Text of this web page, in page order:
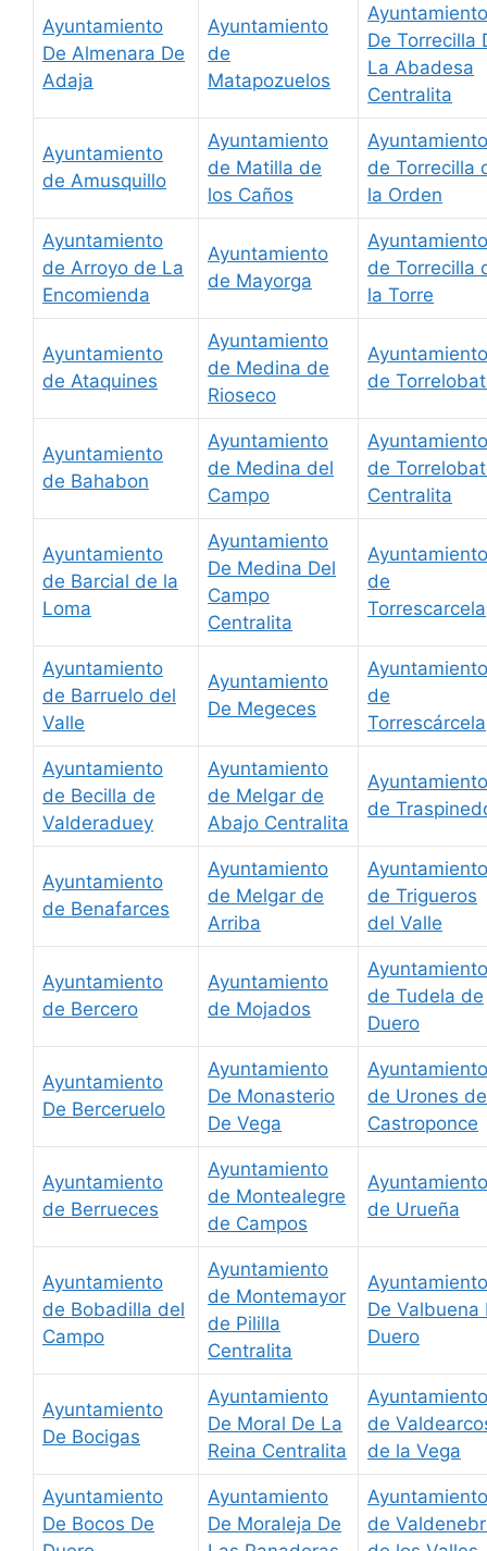
Ayuntamiento
De Almenara De
Adaja
Ayuntamiento
de
Matapozuelos
Ayuntamiento
De Torrecilla
La Abadesa
Centralita
Ayuntamiento
de Amusquillo
Ayuntamiento
de Matilla de
los Caños
Ayuntamiento
de Torrecilla
la Orden
Ayuntamiento
de Arroyo de La
Encomienda
Ayuntamiento
de Mayorga
Ayuntamiento
de Torrecilla
la Torre
Ayuntamiento
de Ataquines
Ayuntamiento
de Medina de
Rioseco
Ayuntamiento
de
Ayuntamiento
de Bahabon
Ayuntamiento
de Medina del
Campo
Ayuntamiento
de
Centralita
Ayuntamiento
de Barcial de la
Loma
Ayuntamiento
De Medina Del
Campo
Centralita
Ayuntamiento
de
Torrescarcela
Ayuntamiento
de Barruelo del
Valle
Ayuntamiento
De Megeces
Ayuntamiento
de
Torrescárcela
Ayuntamiento
de Becilla de
Valderaduey
Ayuntamiento
de Melgar de
Abajo Centralita
Ayuntamiento
de
Ayuntamiento
de Benafarces
Ayuntamiento
de Melgar de
Arriba
Ayuntamiento
de Trigueros
del Valle
Ayuntamiento
de Bercero
Ayuntamiento
de Mojados
Ayuntamiento
de Tudela de
Duero
Ayuntamiento
De Berceruelo
Ayuntamiento
De Monasterio
De Vega
Ayuntamiento
de Urones de
Castroponce
Ayuntamiento
de Berrueces
Ayuntamiento
de Montealegre
de Campos
Ayuntamiento
de Urueña
Ayuntamiento
de Bobadilla del
Campo
Ayuntamiento
de Montemayor
de Pililla
Centralita
Ayuntamiento
De Valbuena
Duero
Ayuntamiento
De Bocigas
Ayuntamiento
De Moral De La
Reina Centralita
Ayuntamiento
de
de la Vega
Ayuntamiento
De Bocos De
Ayuntamiento
De Moraleja De
Ayuntamiento
de